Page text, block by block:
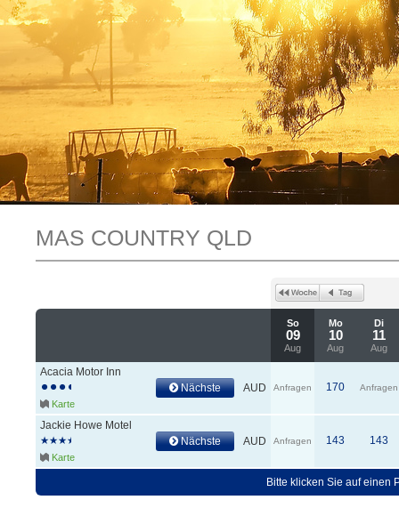
MAS COUNTRY QLD
So
09
Aug
Mo
10
Aug
Di
11
Aug
Acacia Motor Inn
Karte
Nächste AUD Anfragen 170 Anfragen
Jackie Howe Motel
Karte
Nächste AUD Anfragen 143 143
Bitte klicken Sie auf einen